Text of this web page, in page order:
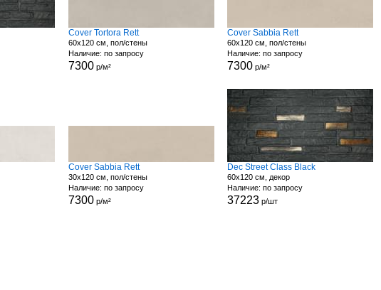
Cover Tortora Rett
60x120 см, пол/стены
Наличие: по запросу
7300р/м²
Cover Sabbia Rett
60x120 см, пол/стены
Наличие: по запросу
7300 р/м²
Cover Sabbia Rett
30x120 см, пол/стены
Наличие: по запросу
7300р/м²
Dec Street Class Black
60x120 см, декор
Наличие: по запросу
37223 р/шт